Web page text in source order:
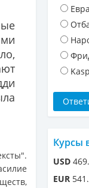
Курсы
USD
EUR